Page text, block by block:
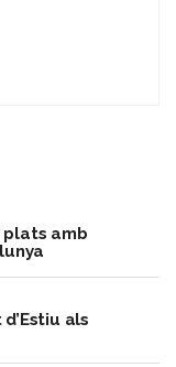
plats amb
als